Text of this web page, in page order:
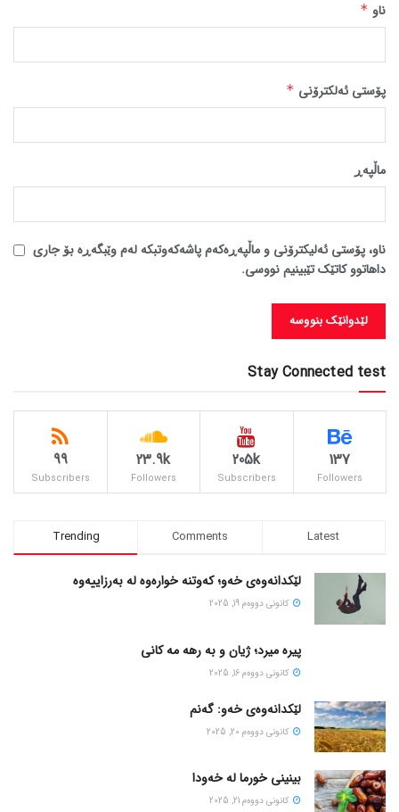
ناو *
پۆستی ئەلکترۆنی *
ماڵپه‌ڕ
ناو، پۆستی ئەلیکترۆنی و ماڵپەڕەکەم پاشەکەوتبکە لەم وێبگەڕە بۆ جاری
داهاتوو کاتێک تێبینیم نووسی.
Stay Connected test
137
Followers
205k
Subscribers
23.9k
Followers
99
Subscribers
Trending Comments Latest
لێکدانەوەی خەو؛ کەوتنە خوارەوە لە بەرزاییەوە
كانونی دووه‌م 19, 2025
پیره میرد؛ ژیان و به رهه مه کانی
كانونی دووه‌م 16, 2025
لێکدانەوەی خەو: گەنم
كانونی دووه‌م 20, 2025
بینینی خورما لە خەودا
كانونی دووه‌م 21, 2025